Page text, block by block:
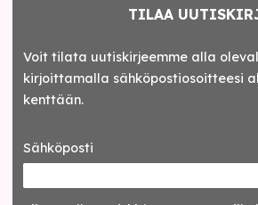
TILAA
Voit tilata uutiskirjeemme alla
kirjoittamalla sähköpostiosoitteesi
kenttään.
Sähköposti